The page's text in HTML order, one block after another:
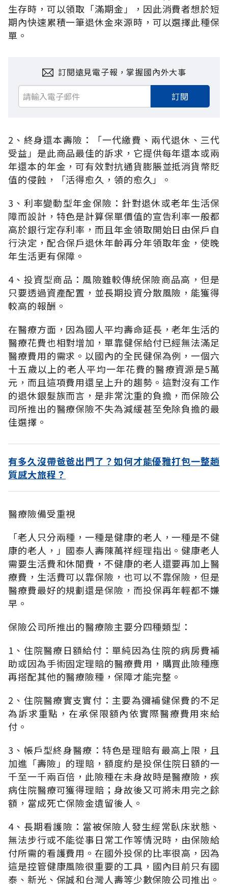
生存時，可以領取「滿期金」，因此消費者想於短
期內快速累積一筆退休金來源時，可以選擇此種保
單。
訂閱遠見電子報，掌握國內外大事
訂閱
2、終身還本壽險：「一代繳費、兩代退休、三代
受益」是此商品最佳的訴求，它提供每年還本或兩
年還本的年金，可有效對抗通貨膨脹並抵消貨幣貶
值的侵蝕，「活得愈久，領的愈久」。
3、利率變動型年金保險：針對退休或老年生活保
障而設計，特色是計算保單價值的宣告利率一般都
高於銀行定存利率，而且年金領取開始日由保戶自
行決定，配合保戶退休年齡再分年領取年金，使晚
年生活更有保障。
4、投資型商品：風險雖較傳統保險商品高，但是
只要透過資產配置，並長期投資分散風險，能獲得
較高的報酬。
在醫療方面，因為國人平均壽命延長，老年生活的
醫療花費也相對增加，單靠健保給付已經無法滿足
醫療費用的需求。以國內的全民健保為例，一個六
十五歲以上的老人平均一年花費的醫療資源是5萬
元，而且這項費用還呈上升的趨勢。這對沒有工作
的退休銀髮族而言，是非常沈重的負擔，而保險公
司所推出的醫療保險不失為減緩甚至免除負擔的最
佳選擇。
有多久沒帶爸爸出門了？如何才能優雅打包一整趟
質感大旅程？
醫療險備受重視
「老人只分兩種，一種是健康的老人，一種是不健
康的老人，」國泰人壽陳萬祥經理指出。健康老人
需要生活費和休閒費，不健康的老人還要再加上醫
療費，生活費可以靠保險，也可以不靠保險，但是
醫療費最好的規劃還是保險，而投保再年輕都不嫌
早。
保險公司所推出的醫療險主要分四種類型：
1、住院醫療日額給付：單純因為住院的病房費補
助或因為手術固定理賠的醫療費用，購買此險種應
再搭配其他的醫療險種，保障才能完整。
2、住院醫療實支實付：主要為彌補健保費的不足
為訴求重點，在承保限額內依實際醫療費用來給
付。
3、帳戶型終身醫療：特色是理賠有最高上限，且
加進「壽險」的理賠，額度約是投保住院日額的一
千至一千兩百倍，此險種在未身故時是醫療險，疾
病住院醫療可獲得理賠；身故後又可將未用完之餘
額，當成死亡保險金遺留後人。
4、長期看護險：當被保險人發生經常臥床狀態、
無法步行或不能從事日常工作等情況時，由保險給
付所需的看護費用。在國外投保的比率很高，因為
這是控管健康風險很重要的工具，國內目前只有國
泰、新光、保誠和台灣人壽等少數保險公司推出。